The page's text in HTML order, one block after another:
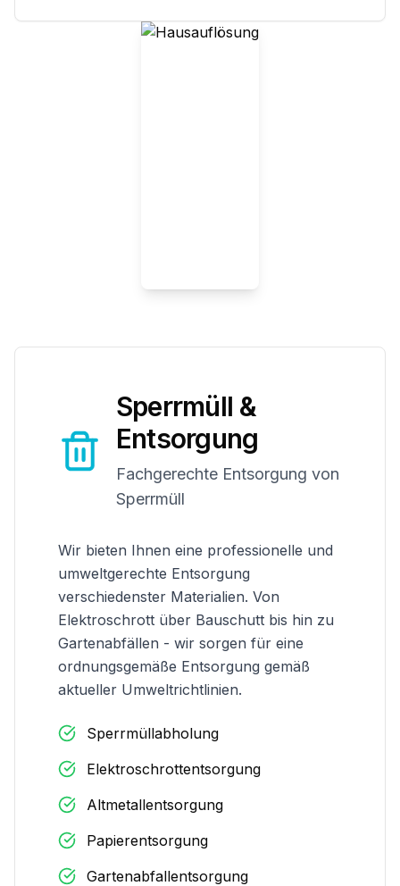
Sperrmüll &
Entsorgung
Fachgerechte Entsorgung von
Sperrmüll
Wir bieten Ihnen eine professionelle und
umweltgerechte Entsorgung
verschiedenster Materialien. Von
Elektroschrott über Bauschutt bis hin zu
Gartenabfällen - wir sorgen für eine
ordnungsgemäße Entsorgung gemäß
aktueller Umweltrichtlinien.
Sperrmüllabholung
Elektroschrottentsorgung
Altmetallentsorgung
Papierentsorgung
Gartenabfallentsorgung